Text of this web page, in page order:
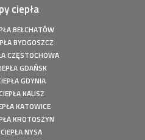
kWp
- Instalacja fotowoltaiczna
- Instalacja fotowoltaiczna o
fotowoltaiczna o
- Mitsubishi Heavy Split -
- Innova Nordic 10 KW
ciepła
BEŁCHATÓW
BYDGOSZCZ
CZĘSTOCHOWA
GDAŃSK
GDYNIA
KALISZ
KATOWICE
KROTOSZYN
NYSA